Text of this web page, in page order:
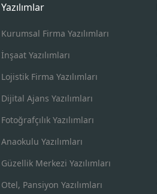
Yazılımlar
Kurumsal Firma Yazılımları
İnşaat Yazılımları
Lojistik Firma Yazılımları
Dijital Ajans Yazılımları
Fotoğrafçılık Yazılımları
Anaokulu Yazılımları
Güzellik Merkezi Yazılımları
Otel, Pansiyon Yazılımları